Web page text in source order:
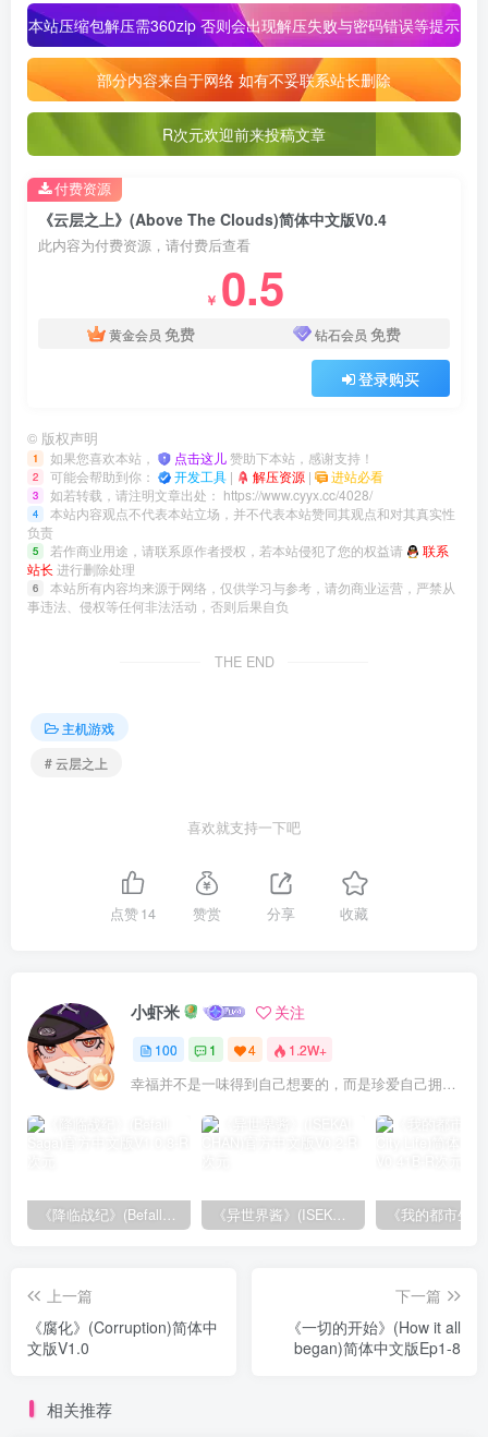
本站压缩包解压需360zip 否则会出现解压失败与密码错误等提示
部分内容来自于网络 如有不妥联系站长删除
R次元欢迎前来投稿文章
《云层之上》(Above The Clouds)简体中文版V0.4
此内容为付费资源，请付费后查看
￥ 0.5
黄金会员 免费 钻石会员 免费
登录购买
付费资源
© 版权声明
1 如果您喜欢本站， 点击这儿赞助下本站，感谢支持！
2 可能会帮助到你： 开发工具 | 解压资源 | 进站必看
3 如若转载，请注明文章出处： https://www.cyyx.cc/4028/
4
本站内容观点不代表本站立场，并不代表本站赞同其观点和对其真实性
负责
5 若作商业用途，请联系原作者授权，若本站侵犯了您的权益请
联系
站长 进行删除处理
6
本站所有内容均来源于网络，仅供学习与参考，请勿商业运营，严禁从
事违法、侵权等任何非法活动，否则后果自负
THE END
主机游戏
# 云层之上
喜欢就支持一下吧
点赞14 赞赏 分享 收藏
小虾米 关注
100 1 4 1.2W+
幸福并不是一味得到自己想要的，而是珍爱自己拥有的
上一篇
《腐化》(Corruption)简体中
文版V1.0
下一篇
《一切的开始》(How it all
began)简体中文版Ep1-8
相关推荐